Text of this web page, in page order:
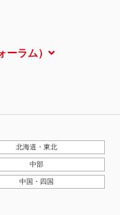
ーラム）
北海道・東北
中部
中国・四国